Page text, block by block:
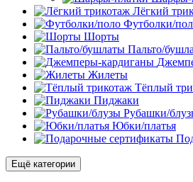
Лёгкий
Футболки/
Шорты
Пальто/
Жилеты
Тёплый
Пиджаки
Рубашки/
Юбки/платья
Ещё категории